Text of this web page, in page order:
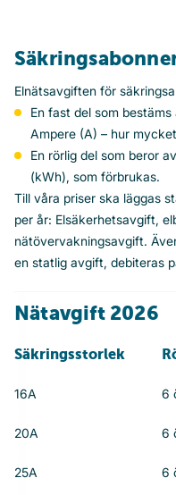
Elnätsavgiften för
En fast del som
Ampere (A) – hur
En rörlig del som beror
(kWh), som förbrukas.
Till våra priser ska läggas
per år: Elsäkerhetsavgift,
nätövervakningsavgift.
en statlig avgift, debiteras
Nätavgift 2026
Säkringsstorlek
16A 6
20A 6
25A 6